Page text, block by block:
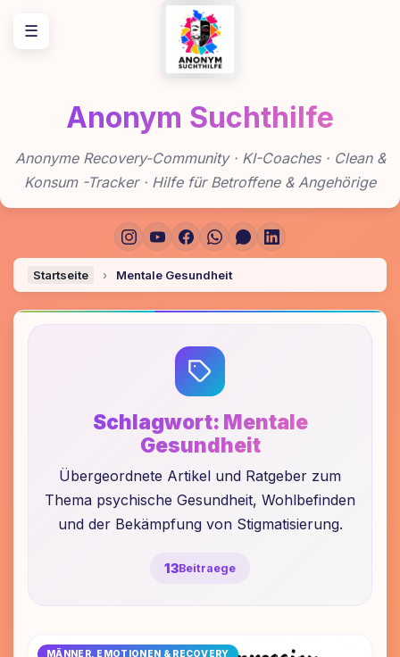
Inhalt
springen
Anonym Suchthilfe
Anonyme Recovery-Community · KI-Coaches · Clean &
Konsum -Tracker · Hilfe für Betroffene & Angehörige
Startseite › Mentale Gesundheit
Schlagwort: Mentale
Gesundheit
Übergeordnete Artikel und Ratgeber zum
Thema psychische Gesundheit, Wohlbefinden
und der Bekämpfung von Stigmatisierung.
13Beitraege
MÄNNER, EMOTIONEN & RECOVERY
☰